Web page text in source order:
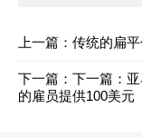
上一篇： 传统的扁
下一篇： 下一篇：
的雇员提供100美元